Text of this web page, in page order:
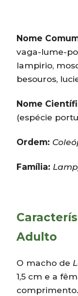
Nome
vaga-lume-
lampirio,
besouros,
Nome
(espécie
Ordem:
Família:
Adulto
O macho de
1,5 cm e a